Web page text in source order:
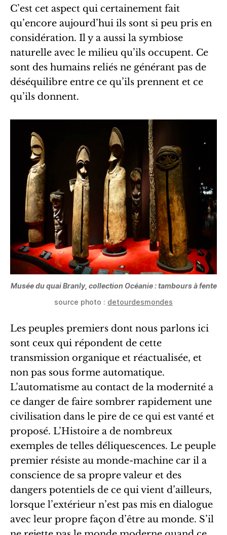
C’est cet aspect qui certainement fait
qu’encore aujourd’hui ils sont si peu pris en
considération. Il y a aussi la symbiose
naturelle avec le milieu qu’ils occupent. Ce
sont des humains reliés ne générant pas de
déséquilibre entre ce qu’ils prennent et ce
qu’ils donnent.
Musée du quai Branly, collection Océanie : tambours à fente
source photo : detourdesmondes
Les peuples premiers dont nous parlons ici
sont ceux qui répondent de cette
transmission organique et réactualisée, et
non pas sous forme automatique.
L’automatisme au contact de la modernité a
ce danger de faire sombrer rapidement une
civilisation dans le pire de ce qui est vanté et
proposé. L’Histoire a de nombreux
exemples de telles déliquescences. Le peuple
premier résiste au monde-machine car il a
conscience de sa propre valeur et des
dangers potentiels de ce qui vient d’ailleurs,
lorsque l’extérieur n’est pas mis en dialogue
avec leur propre façon d’être au monde. S’il